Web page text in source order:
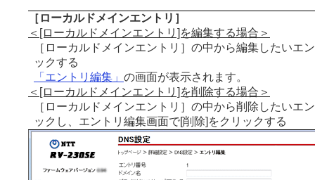
［ローカルドメインエントリ］
＜[ローカルドメインエントリ]を編集する場合＞
［ローカルドメインエントリ］の中から編集したいエ
ックする
「エントリ編集」 の画面が表示されます。
＜[ローカルドメインエントリ]を削除する場合＞
［ローカルドメインエントリ］の中から削除したいエ
ックし、エントリ編集画面で[削除]をクリックする